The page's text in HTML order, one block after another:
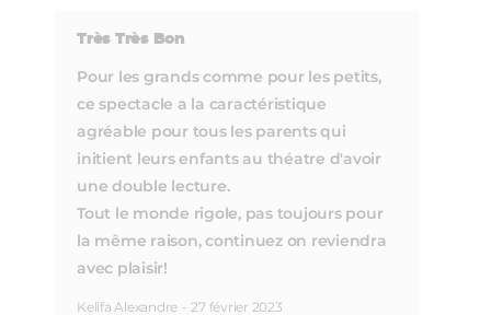
Très Très Bon
Pour les grands comme pour les petits,
ce spectacle a la caractéristique
agréable pour tous les parents qui
initient leurs enfants au théatre d'avoir
une double lecture.
Tout le monde rigole, pas toujours pour
la même raison, continuez on reviendra
avec plaisir!
Kelifa Alexandre - 27 février 2023